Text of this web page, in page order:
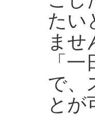
たい
ませ
「
で、
とが